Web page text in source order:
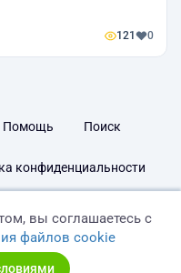
121 0
Помощь Поиск
конфиденциальности
вы соглашаетесь с
файлов cookie